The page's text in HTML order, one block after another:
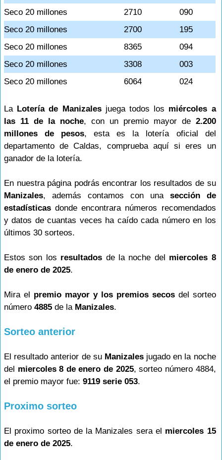
Seco 20 millones
2710
090
Seco 20 millones
2700
195
Seco 20 millones
8365
094
Seco 20 millones
3308
003
Seco 20 millones
6064 024
La Lotería de Manizalesjuega todos los miércoles a
las 11 de la noche, con un premio mayor de 2.200
millones de pesos, esta es la lotería oficial del
departamento de Caldas, comprueba aquí si eres un
ganador de la lotería.
En nuestra página podrás encontrar los resultados de su
Manizales, además contamos con una sección de
estadísticas donde encontrara números recomendados
y datos de cuantas veces ha caído cada número en los
últimos 30 sorteos.
Estos son los resultados de la noche del miercoles 8
de enero de 2025.
Mira el premio mayor y los premios secosdel sorteo
número 4885 de la Manizales.
Sorteo anterior
El resultado anterior de su Manizalesjugado en la noche
del miercoles 8 de enero de 2025, sorteo número 4884,
el premio mayor fue: 9119 serie 053.
Proximo sorteo
El proximo sorteo de la Manizales sera el miercoles 15
de enero de 2025.